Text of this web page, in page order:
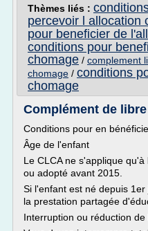
Thèmes liés :
percevoir l allocation
pour beneficier de
conditions pour
chomage / complement
chomage / conditions
chomage
Complément de
Conditions pour en
Âge de l'enfant
Le CLCA ne s'applique
ou adopté avant 2015.
Si l'enfant est né depuis
la prestation partagée
Interruption ou réduction